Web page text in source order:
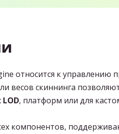
относится к управлению
весов скиннинга
LOD, платформ или для
компонентов,